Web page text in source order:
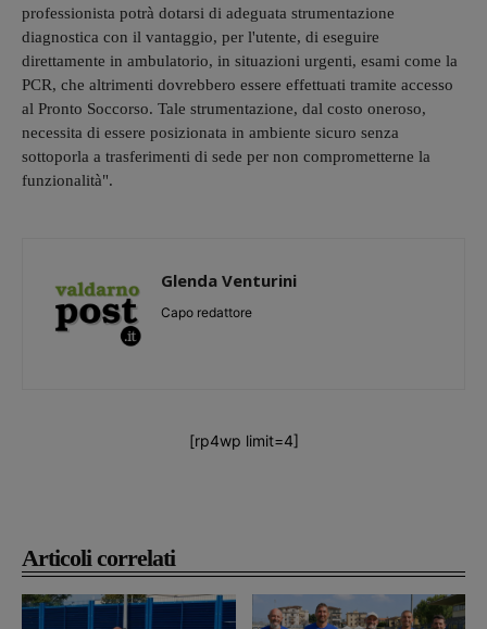
Articoli correlati
professionista potrà dotarsi di adeguata strumentazione
diagnostica con il vantaggio, per l'utente, di eseguire
direttamente in ambulatorio, in situazioni urgenti, esami come la
PCR, che altrimenti dovrebbero essere effettuati tramite accesso
al Pronto Soccorso. Tale strumentazione, dal costo oneroso,
necessita di essere posizionata in ambiente sicuro senza
sottoporla a trasferimenti di sede per non comprometterne la
funzionalità".
Glenda Venturini
Capo redattore
[rp4wp limit=4]